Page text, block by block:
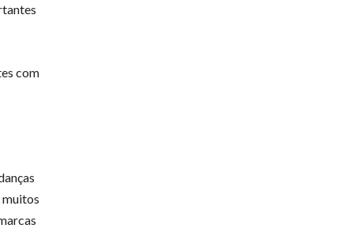
com
muitos